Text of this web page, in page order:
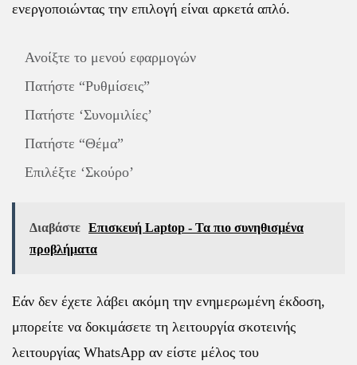
ενεργοποιώντας την επιλογή είναι αρκετά απλό.
Ανοίξτε το μενού εφαρμογών
Πατήστε “Ρυθμίσεις”
Πατήστε ‘Συνομιλίες’
Πατήστε “Θέμα”
Επιλέξτε ‘Σκούρο’
Διαβάστε Επισκευή Laptop - Τα πιο συνηθισμένα
προβλήματα
Εάν δεν έχετε λάβει ακόμη την ενημερωμένη έκδοση,
μπορείτε να δοκιμάσετε τη λειτουργία σκοτεινής
λειτουργίας WhatsApp αν είστε μέλος του